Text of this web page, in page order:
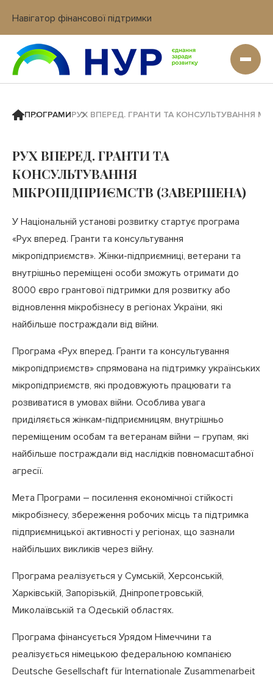
Навігатор фінансової підтримки
Вхід в кабінет IT платформи
ПРОГРАМИРУХ ВПЕРЕД. ГРАНТИ ТА КОНСУЛЬТУВАННЯ
РУХ ВПЕРЕД. ГРАНТИ ТА
КОНСУЛЬТУВАННЯ
МІКРОПІДПРИЄМСТВ (ЗАВЕРШЕНА)
У Національній установі розвитку стартує програма
«Рух вперед. Гранти та консультування
мікропідприємств». Жінки-підприємниці, ветерани та
внутрішньо переміщені особи зможуть отримати до
8000 євро грантової підтримки для розвитку або
відновлення мікробізнесу в регіонах України, які
найбільше постраждали від війни.
Програма «Рух вперед. Гранти та консультування
мікропідприємств» спрямована на підтримку українських
мікропідприємств, які продовжують працювати та
розвиватися в умовах війни. Особлива увага
приділяється жінкам-підприємницям, внутрішньо
переміщеним особам та ветеранам війни – групам, які
найбільше постраждали від наслідків повномасштабної
агресії.
Мета Програми – посилення економічної стійкості
мікробізнесу, збереження робочих місць та підтримка
підприємницької активності у регіонах, що зазнали
найбільших викликів через війну.
Програма реалізується у Сумській, Херсонській,
Харківській, Запорізькій, Дніпропетровській,
Миколаївській та Одеській областях.
Програма фінансується Урядом Німеччини та
реалізується німецькою федеральною компанією
Deutsche Gesellschaft für Internationale Zusammenarbeit